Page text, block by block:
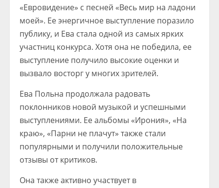
«Евровидение» с песней «Весь мир на ладони
моей». Ее энергичное выступление поразило
публику, и Ева стала одной из самых ярких
участниц конкурса. Хотя она не победила, ее
выступление получило высокие оценки и
вызвало восторг у многих зрителей.
Ева Польна продолжала радовать
поклонников новой музыкой и успешными
выступлениями. Ее альбомы «Ирония», «На
краю», «Парни не плачут» также стали
популярными и получили положительные
отзывы от критиков.
Она также активно участвует в